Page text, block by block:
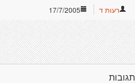
17/7/2005 רעות ד
תגובות